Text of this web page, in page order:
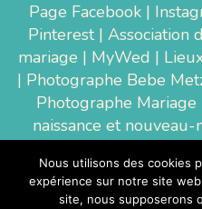
Page Facebook|
Pinterest| Association
mariage | MyWed |
| Photographe Bebe
Photographe Mariage
naissance et nouveau-
Luxembourg|
Photographe
Nous utilisons des cookies
expérience sur notre site
site, nous supposerons